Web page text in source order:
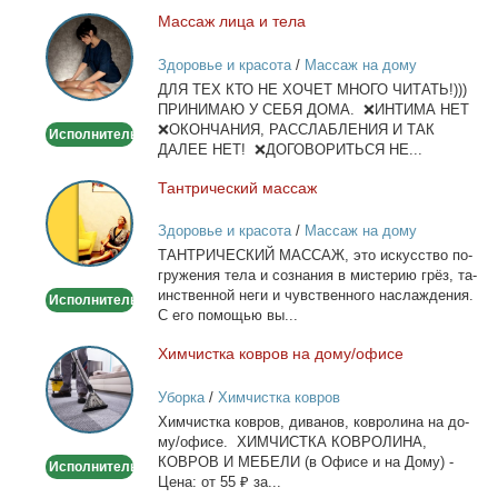
Массаж
лица
и
тела
Исполнитель
Мас­саж ли­ца и те­ла
Здоровье и красота/ Массаж на дому
ДЛЯ ТЕХ КТО НЕ ХОЧЕТ МНОГО ЧИТАТЬ!)))
ПРИНИМАЮ У СЕБЯ ДОМА. ❌ИНТИМА НЕТ
❌ОКОНЧАНИЯ, РАССЛАБЛЕНИЯ И ТАК
ДАЛЕЕ НЕТ! ❌ДОГОВОРИТЬСЯ НЕ...
Тантрический
массаж
Исполнитель
Тан­три­че­ский мас­саж
Здоровье и красота/ Массаж на дому
ТАНТРИЧЕСКИЙ МАССАЖ, это ис­кус­ство по­
гру­же­ния те­ла и со­зна­ния в ми­сте­рию грёз, та­
ин­ствен­ной неги и чув­ствен­но­го на­сла­жде­ния.
С его по­мо­щью вы...
Химчистка
ковров
на
дому/
Исполнитель
Хим­чист­ка ков­ров на до­му/офи­се
Уборка/ Химчистка ковров
Хим­чист­ка ков­ров, ди­ва­нов, ков­ро­ли­на на до­
му/офи­се. ХИМЧИСТКА КОВРОЛИНА,
КОВРОВ И МЕБЕЛИ (в Офи­се и на До­му) -
Це­на: от 55 ₽ за...